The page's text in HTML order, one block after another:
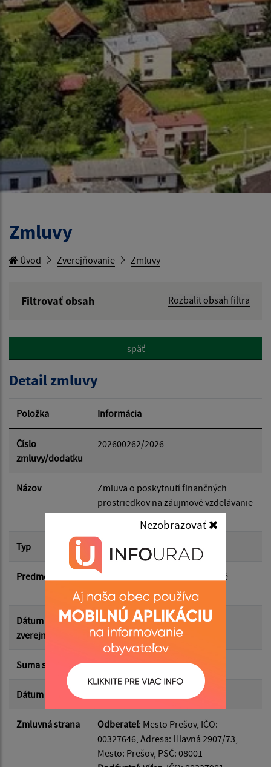
Nezobrazovať
Zmluvy
Úvod Zverejňovanie Zmluvy
Filtrovať obsah
Rozbaliť obsah filtra
Hľadať v:
Dátum od:
Dátum do:
Filtrovať Reset
späť
Detail zmluvy
Položka Informácia
Číslo
zmluvy/dodatku
202600262/2026
Názov
Zmluva o poskytnutí finančných
prostriedkov na záujmové vzdelávanie
detí
Typ Hlavná zmluva
Predmet
finančný príspevok na záujmové
vzdelávanie detí
Dátum
zverejnenia
23.04.2026
Suma s DPH* 150.00 €
Dátum uzavretia
Zmluvná strana Odberateľ: Mesto Prešov, IČO:
00327646, Adresa: Hlavná 2907/73,
Mesto: Prešov, PSČ: 08001